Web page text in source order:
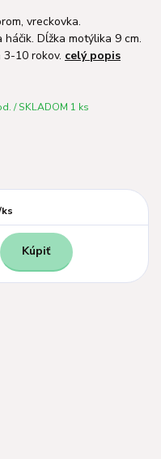
vreckovka.
Dĺžka motýlika 9 cm.
10 rokov. celý popis
/ SKLADOM 1 ks
ks
Kúpiť